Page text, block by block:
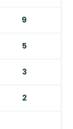
9
5
3
2